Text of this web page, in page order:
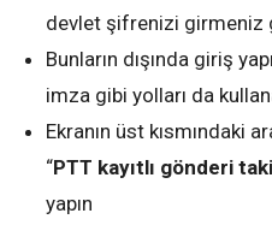
devlet şifrenizi girmeniz
Bunların dışında giriş
imza gibi yolları da
Ekranın üst kısmındaki
“PTT kayıtlı gönderi
yapın